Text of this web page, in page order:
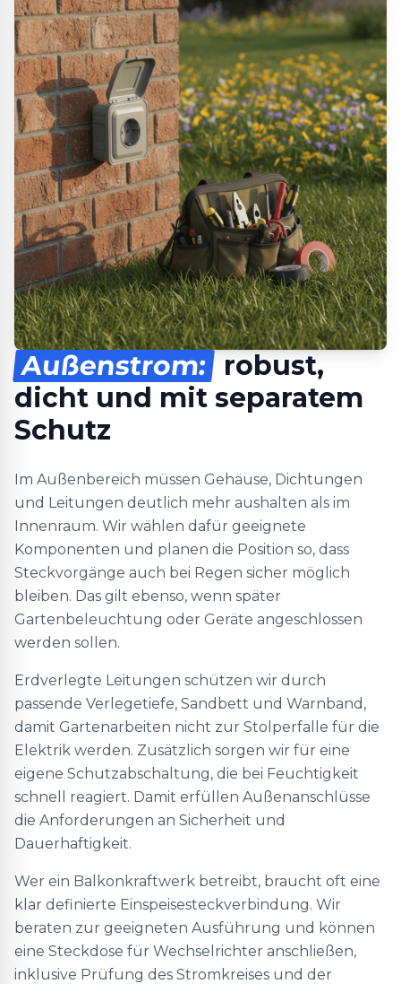
Außenstrom: robust,
dicht und mit separatem
Schutz
Im Außenbereich müssen Gehäuse, Dichtungen
und Leitungen deutlich mehr aushalten als im
Innenraum. Wir wählen dafür geeignete
Komponenten und planen die Position so, dass
Steckvorgänge auch bei Regen sicher möglich
bleiben. Das gilt ebenso, wenn später
Gartenbeleuchtung oder Geräte angeschlossen
werden sollen.
Erdverlegte Leitungen schützen wir durch
passende Verlegetiefe, Sandbett und Warnband,
damit Gartenarbeiten nicht zur Stolperfalle für die
Elektrik werden. Zusätzlich sorgen wir für eine
eigene Schutzabschaltung, die bei Feuchtigkeit
schnell reagiert. Damit erfüllen Außenanschlüsse
die Anforderungen an Sicherheit und
Dauerhaftigkeit.
Wer ein Balkonkraftwerk betreibt, braucht oft eine
klar definierte Einspeisesteckverbindung. Wir
beraten zur geeigneten Ausführung und können
eine Steckdose für Wechselrichter anschließen,
inklusive Prüfung des Stromkreises und der